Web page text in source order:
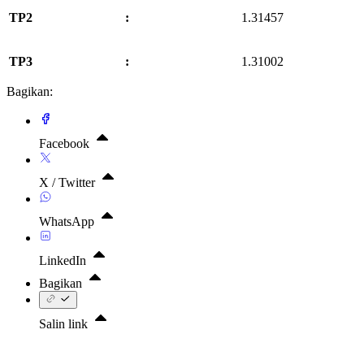
TP2 : 1.31457
TP3 : 1.31002
Bagikan:
Facebook
X / Twitter
WhatsApp
LinkedIn
Bagikan
Salin link